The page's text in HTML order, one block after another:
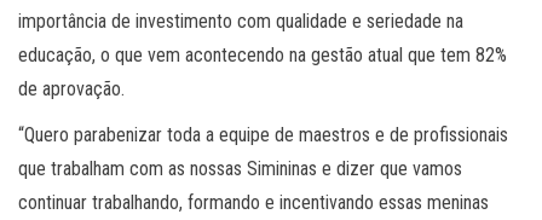
importância de investimento com qualidade e seriedade na
educação, o que vem acontecendo na gestão atual que tem 82%
de aprovação.
“Quero parabenizar toda a equipe de maestros e de profissionais
que trabalham com as nossas Simininas e dizer que vamos
continuar trabalhando, formando e incentivando essas meninas